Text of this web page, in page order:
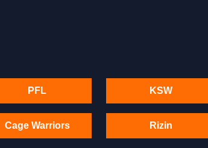
PFL KSW
Cage Warriors Rizin